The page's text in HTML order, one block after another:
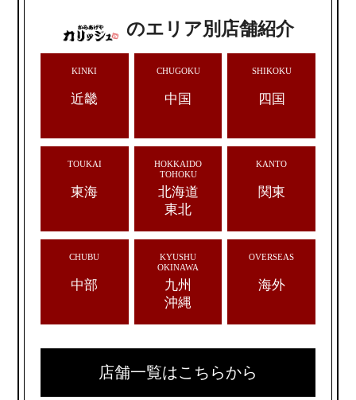
のエリア別店舗紹介
KINKI
近畿
CHUGOKU
中国
SHIKOKU
四国
TOUKAI
東海
HOKKAIDO
TOHOKU
北海道
東北
KANTO
関東
CHUBU
中部
KYUSHU
OKINAWA
九州
沖縄
OVERSEAS
海外
店舗一覧はこちらから